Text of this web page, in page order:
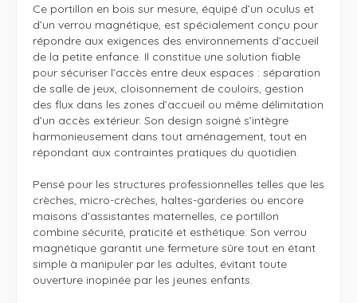
Ce portillon en bois sur mesure, équipé d’un oculus et
d’un verrou magnétique, est spécialement conçu pour
répondre aux exigences des environnements d’accueil
de la petite enfance. Il constitue une solution fiable
pour sécuriser l’accès entre deux espaces : séparation
de salle de jeux, cloisonnement de couloirs, gestion
des flux dans les zones d’accueil ou même délimitation
d’un accès extérieur. Son design soigné s’intègre
harmonieusement dans tout aménagement, tout en
répondant aux contraintes pratiques du quotidien.
Pensé pour les structures professionnelles telles que les
crèches, micro-crèches, haltes-garderies ou encore
maisons d’assistantes maternelles, ce portillon
combine sécurité, praticité et esthétique. Son verrou
magnétique garantit une fermeture sûre tout en étant
simple à manipuler par les adultes, évitant toute
ouverture inopinée par les jeunes enfants.